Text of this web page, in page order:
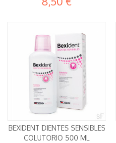
BEXIDENT DIENTES SENSIBLES
COLUTORIO 500 ML